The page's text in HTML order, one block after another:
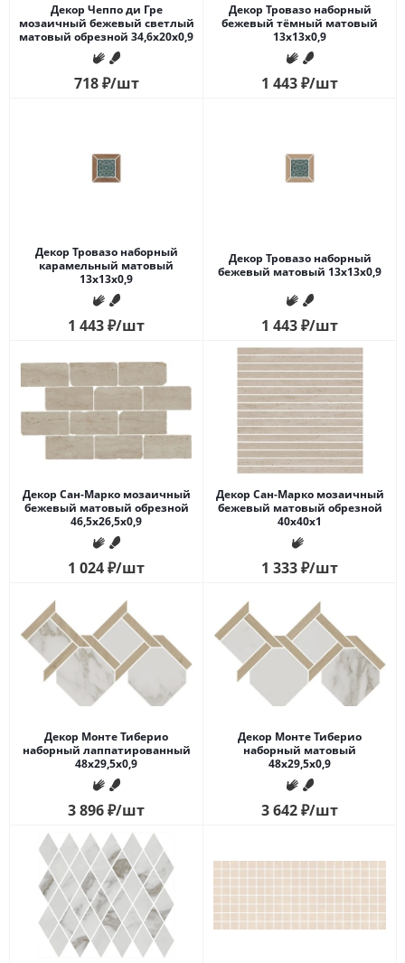
Декор Чеппо ди Гре
мозаичный бежевый светлый
матовый обрезной 34,6x20x0,9
718₽/шт
Декор Тровазо наборный
бежевый тёмный матовый
13x13x0,9
1 443₽/шт
Декор Тровазо наборный
карамельный матовый
13x13x0,9
1 443₽/шт
Декор Тровазо наборный
бежевый матовый 13x13x0,9
1 443₽/шт
Декор Сан-Марко мозаичный
бежевый матовый обрезной
46,5x26,5x0,9
1 024₽/шт
Декор Сан-Марко мозаичный
бежевый матовый обрезной
40x40x1
1 333₽/шт
Декор Монте Тиберио
наборный лаппатированный
48x29,5x0,9
3 896₽/шт
Декор Монте Тиберио
наборный матовый
48x29,5x0,9
3 642₽/шт